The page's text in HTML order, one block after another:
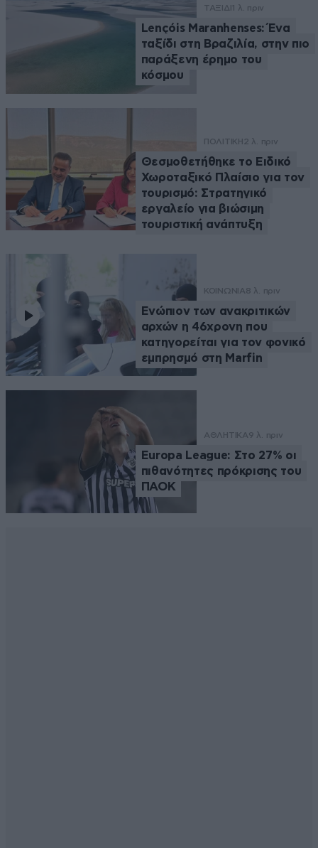
ΤΑΞΙΔΙ 1 λ. πριν
Lençóis Maranhenses: Ένα
ταξίδι στη Βραζιλία, στην πιο
παράξενη έρημο του
κόσμου
ΠΟΛΙΤΙΚΗ 2 λ. πριν
Θεσμοθετήθηκε το Ειδικό
Χωροταξικό Πλαίσιο για τον
τουρισμό: Στρατηγικό
εργαλείο για βιώσιμη
τουριστική ανάπτυξη
ΚΟΙΝΩΝΙΑ8 λ. πριν
Ενώπιον των ανακριτικών
αρχών η 46χρονη που
κατηγορείται για τον φονικό
εμπρησμό στη Marfin
ΑΘΛΗΤΙΚΑ9 λ. πριν
Europa League: Στο 27% οι
πιθανότητες πρόκρισης του
ΠΑΟΚ